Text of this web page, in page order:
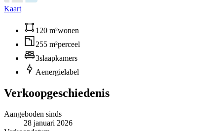
Kaart
120 m²wonen
255 m²perceel
3slaapkamers
Aenergielabel
Verkoopgeschiedenis
Aangeboden sinds
28 januari 2026